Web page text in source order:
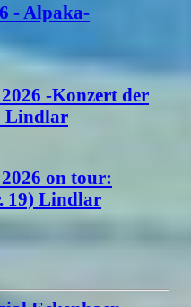
- Alpaka-
-Konzert der
Lindlar
on tour:
19) Lindlar